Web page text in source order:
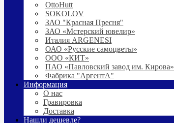
OttoHutt
SOKOLOV
ЗАО "Красная Пресня"
ЗАО «Мстерский ювелир»
Италия ARGENESI
ОАО «Русские самоцветы»
ООО «КИТ»
ПАО «Павловский завод им. Кирова»
Фабрика "АргентА"
Информация
О нас
Гравировка
Доставка
Нашли дешевле?